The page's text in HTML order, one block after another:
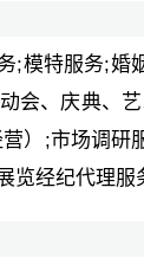
;模特服务;婚
会、庆典、
）;市场调研
览经纪代理服